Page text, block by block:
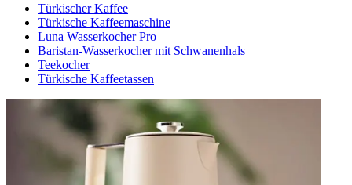
Türkischer Kaffee
Türkische Kaffeemaschine
Luna Wasserkocher Pro
Baristan-Wasserkocher mit Schwanenhals
Teekocher
Türkische Kaffeetassen